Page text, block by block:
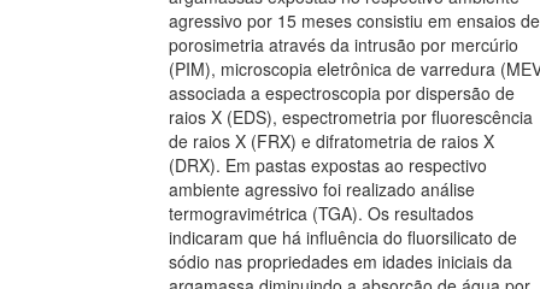
agressivo por 15 meses consistiu em ensaios de
porosimetria através da intrusão por mercúrio
(PIM), microscopia eletrônica de varredura
associada a espectroscopia por dispersão de
raios X (EDS), espectrometria por fluorescência
de raios X (FRX) e difratometria de raios X
(DRX). Em pastas expostas ao respectivo
ambiente agressivo foi realizado análise
termogravimétrica (TGA). Os resultados
indicaram que há influência do fluorsilicato de
sódio nas propriedades em idades iniciais da